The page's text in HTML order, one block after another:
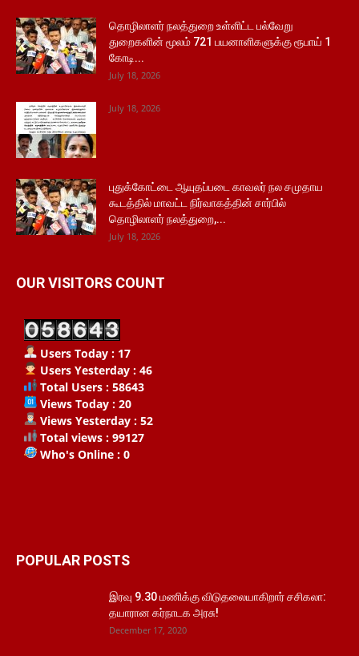
தொழிலாளர் நலத்துறை உள்ளிட்ட பல்வேறு
துறைகளின் மூலம் 721 பயனாளிகளுக்கு ரூபாய் 1
கோடி...
July 18, 2026
July 18, 2026
புதுக்கோட்டை ஆயுதப்படை காவலர் நல சமுதாய
கூடத்தில் மாவட்ட நிர்வாகத்தின் சார்பில்
தொழிலாளர் நலத்துறை,...
July 18, 2026
OUR VISITORS COUNT
Users Today : 17
Users Yesterday : 46
Total Users : 58643
Views Today : 20
Views Yesterday : 52
Total views : 99127
Who's Online : 0
POPULAR POSTS
இரவு 9.30 மணிக்கு விடுதலையாகிறார் சசிகலா:
தயாரான கர்நாடக அரசு!
December 17, 2020